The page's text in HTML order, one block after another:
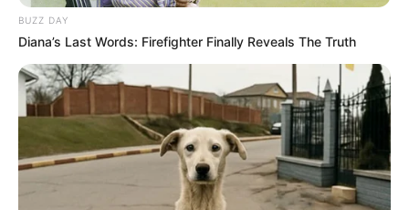
próprias almofadas artesanalmente?
Sim, podemos usar linhas para criar capas de lã e
tricô, visando o inverno. E que tal usar retalhos de
tecidos para formar capas em patchwork ou
decorar outras com motivos de outono, Natal e
mais?
BUZZ DAY
Diana’s Last Words: Firefighter Finally Reveals The Truth